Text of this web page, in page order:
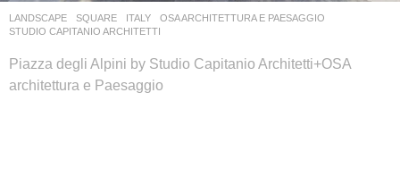
LANDSCAPE SQUARE ITALY OSA ARCHITETTURA E PAESAGGIO
STUDIO CAPITANIO ARCHITETTI
Piazza degli Alpini by Studio Capitanio Architetti+OSA
architettura e Paesaggio